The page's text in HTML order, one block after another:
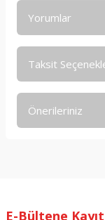
Yorumlar
Taksit
Önerileriniz
E-Bültene